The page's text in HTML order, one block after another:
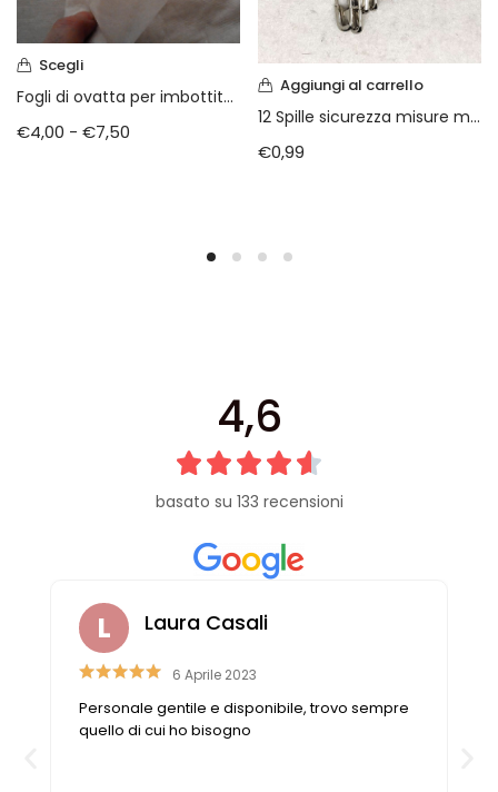
Scegli
Fogli di ovatta per imbottiture
€4,00 - €7,50
Aggiungi al carrello
12 Spille sicurezza misure miste
€0,99
4,6
basato su 133 recensioni
Laura Casali
6 Aprile 2023
Personale gentile e disponibile, trovo sempre
quello di cui ho bisogno